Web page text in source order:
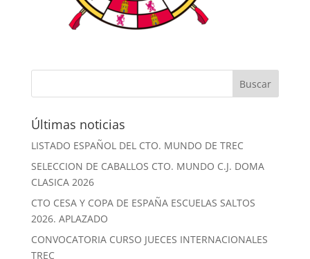
Últimas noticias
LISTADO ESPAÑOL DEL CTO. MUNDO DE TREC
SELECCION DE CABALLOS CTO. MUNDO C.J. DOMA
CLASICA 2026
CTO CESA Y COPA DE ESPAÑA ESCUELAS SALTOS
2026. APLAZADO
CONVOCATORIA CURSO JUECES INTERNACIONALES
TREC